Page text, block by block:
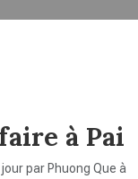
à Pai
par Phuong Que à